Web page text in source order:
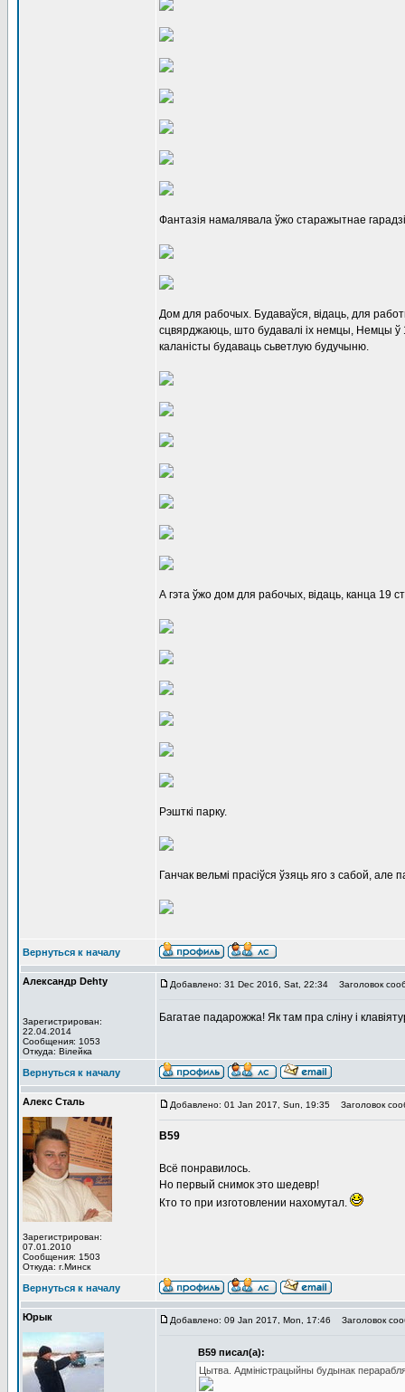
Фантазія намалявала ўжо старажытнае
Дом для рабочых. Будаваўся, відаць, для
сцвярджаюць, што будавалі іх немцы, Немцы ў
каланісты будаваць сьветлую будучыню.
А гэта ўжо дом для рабочых, відаць, канца 19
Рэшткі парку.
Ганчак вельмі прасіўся ўзяць яго з сабой,
Вернуться к началу
Александр Dehty
Зарегистрирован:
22.04.2014
Сообщения: 1053
Откуда: Вiлейка
Добавлено: 31 Dec 2016, Sat, 22:34 Заголовок
Багатае падарожжа! Як там пра слiну i
Вернуться к началу
Алекс Сталь
Зарегистрирован:
07.01.2010
Сообщения: 1503
Откуда: г.Минск
Добавлено: 01 Jan 2017, Sun, 19:35 Заголовок
В59
Всё понравилось.
Но первый снимок это шедевр!
Кто то при изготовлении нахомутал.
Вернуться к началу
Юрык Добавлено: 09 Jan 2017, Mon, 17:46 Заголовок
В59 писал(а):
Цытва. Адміністрацыйны будынак